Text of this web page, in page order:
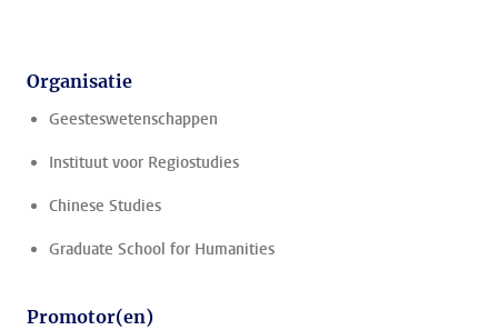
Organisatie
Geesteswetenschappen
Instituut voor Regiostudies
Chinese Studies
Graduate School for Humanities
Promotor(en)